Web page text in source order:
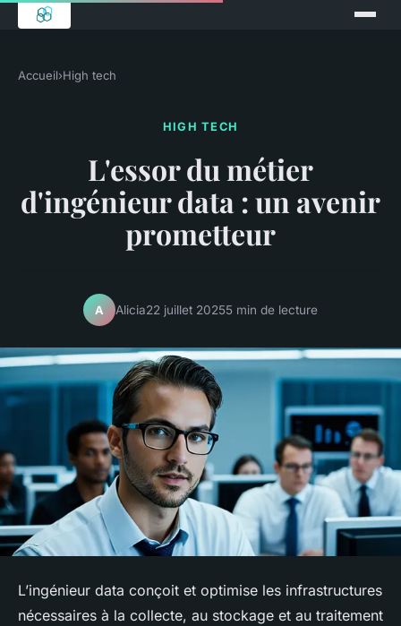
Accueil›High tech
HIGH TECH
L'essor du métier
d'ingénieur data : un avenir
prometteur
A Alicia22 juillet 20255 min de lecture
L’ingénieur data conçoit et optimise les infrastructures
nécessaires à la collecte, au stockage et au traitement